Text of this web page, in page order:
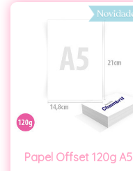
Papel Offset 120g A5